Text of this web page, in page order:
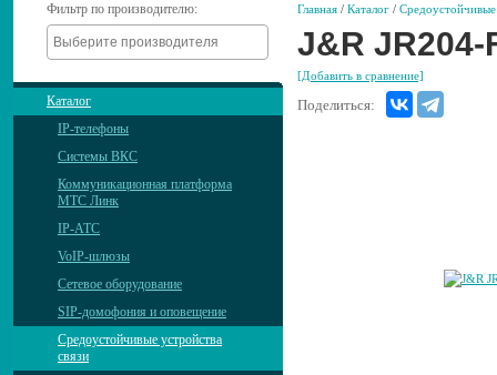
Фильтр по производителю:
Каталог
IP-телефоны
Системы ВКС
Коммуникационная платформа
МТС Линк
IP-АТС
VoIP-шлюзы
Сетевое оборудование
SIP-домофония и оповещение
Средоустойчивые устройства
связи
Главная / Каталог / Средоустойчивые
J&R JR204-
[Добавить в сравнение]
Поделиться: